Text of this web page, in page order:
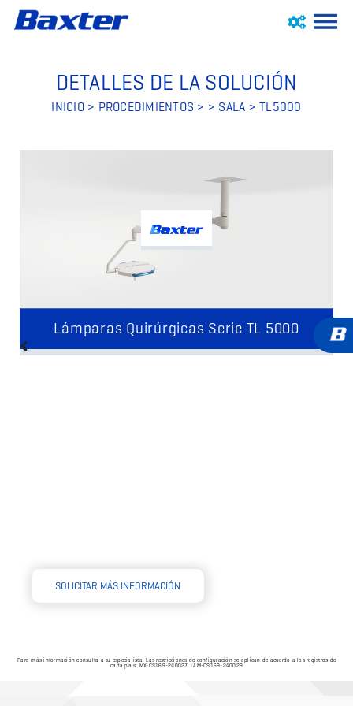
DETALLES DE LA SOLUCIÓN
INICIO> PROCEDIMIENTOS > > SALA > TL5000
Lámparas Quirúrgicas Serie TL 5000
Para más información consulta a tu especialista. Las restricciones de configuración se aplican de acuerdo a los registros de
cada país. MX-CS169-240027, LAM-CS169-240029